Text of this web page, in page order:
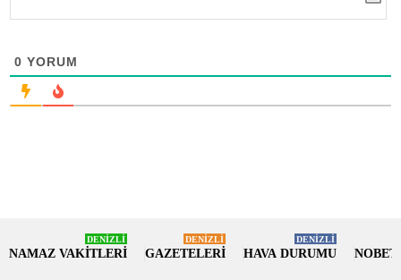
0 YORUM
NAMAZ VAKİTLERİ
DENİZLİ
GAZETELERİ
DENİZLİ
HAVA DURUMU
DENİZLİ